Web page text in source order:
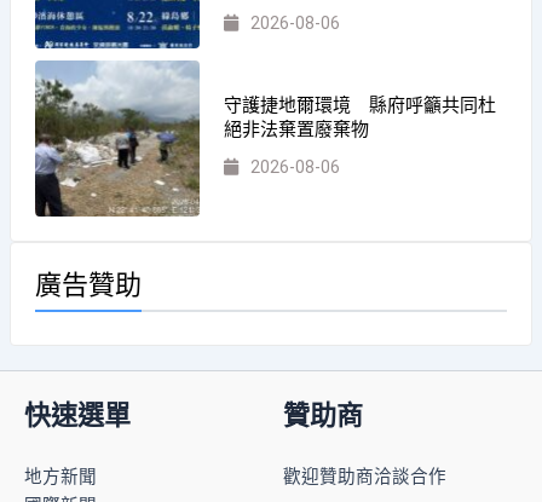
2026-08-06
守護捷地爾環境 縣府呼籲共同杜
絕非法棄置廢棄物
2026-08-06
廣告贊助
快速選單
地方新聞
贊助商
歡迎贊助商洽談合作